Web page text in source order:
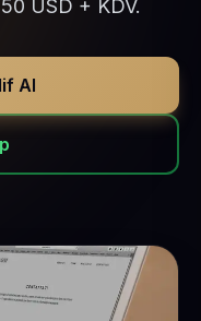
USD + KDV.
Al